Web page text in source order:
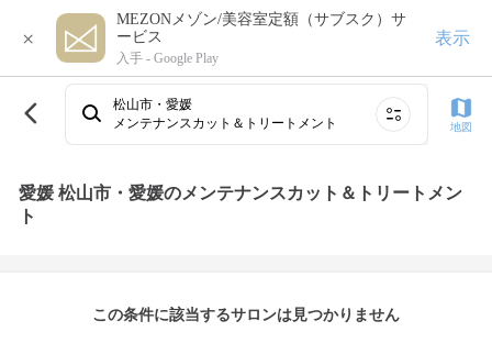
×
MEZONメゾン/美容室定額（サブスク）サ
ービス
入手 - Google Play
表示
松山市・愛媛
メンテナンスカット＆トリートメント
地図
愛媛 松山市・愛媛のメンテナンスカット＆トリートメン
ト
この条件に該当するサロンは見つかりません